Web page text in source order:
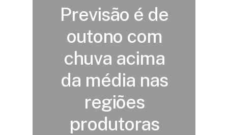
Previsão é de
outono com
chuva acima
da média nas
regiões
produtoras